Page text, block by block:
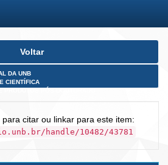
Voltar
DA UNB
CIENTÍFICA
citar ou linkar para este item:
handle/10482/43781